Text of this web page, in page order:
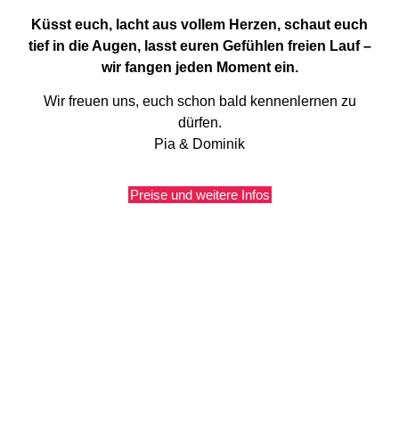
Küsst euch, lacht aus vollem Herzen, schaut euch
tief in die Augen, lasst euren Gefühlen freien Lauf–
wir fangen jeden Moment ein.
Wir freuen uns, euch schon bald kennenlernen zu
dürfen.
Pia & Dominik
Preise und weitere Infos